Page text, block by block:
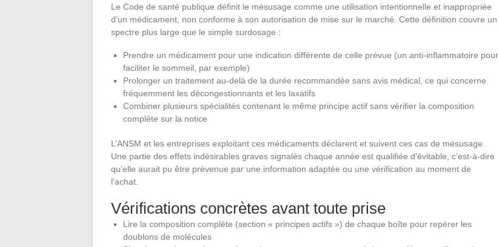
Le Code de santé publique définit le mésusage comme une utilisation intentionnelle et inappropriée
d’un médicament, non conforme à son autorisation de mise sur le marché. Cette définition couvre un
spectre plus large que le simple surdosage :
Prendre un médicament pour une indication différente de celle prévue (un anti-inflammatoire pour
faciliter le sommeil, par exemple)
Prolonger un traitement au-delà de la durée recommandée sans avis médical, ce qui concerne
fréquemment les décongestionnants et les laxatifs
Combiner plusieurs spécialités contenant le même principe actif sans vérifier la composition
complète sur la notice
L’ANSM et les entreprises exploitant ces médicaments déclarent et suivent ces cas de mésusage.
Une partie des effets indésirables graves signalés chaque année est qualifiée d’évitable, c’est-à-dire
qu’elle aurait pu être prévenue par une information adaptée ou une vérification au moment de
l’achat.
Vérifications concrètes avant toute prise
Lire la composition complète (section « principes actifs ») de chaque boîte pour repérer les
doublons de molécules